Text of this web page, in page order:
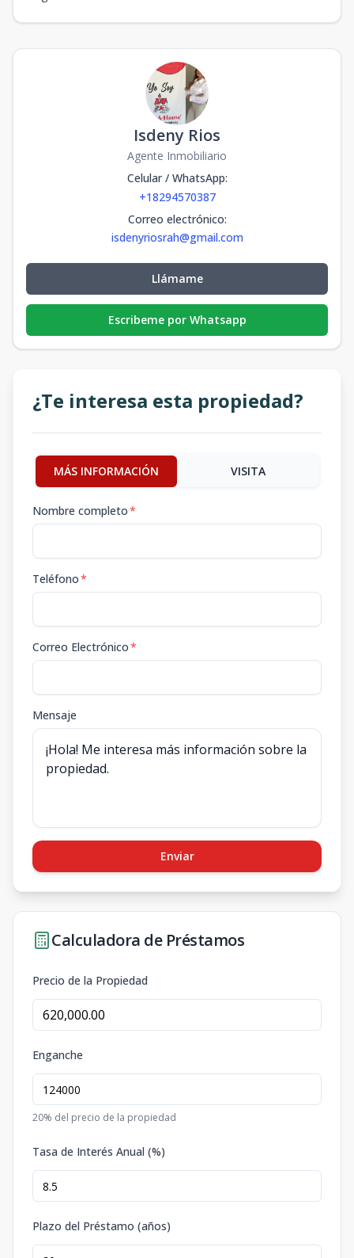
Isdeny Rios
Agente Inmobiliario
Celular / WhatsApp:
+18294570387
Correo electrónico:
isdenyriosrah@gmail.com
Llámame
Escribeme por Whatsapp
¿Te interesa esta propiedad?
MÁS INFORMACIÓN VISITA
Nombre completo*
Teléfono*
Correo Electrónico*
Mensaje
Enviar
Calculadora de Préstamos
Precio de la Propiedad
Enganche
20% del precio de la propiedad
Tasa de Interés Anual (%)
Plazo del Préstamo (años)